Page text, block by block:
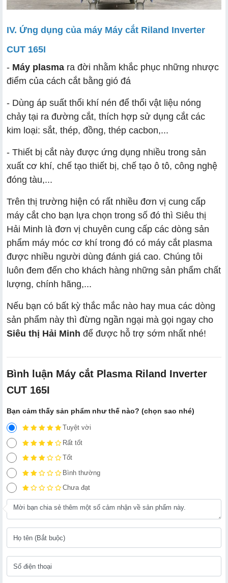
IV. Ứng dụng của máy Máy cắt Riland Inverter
CUT 165I
- Máy plasma ra đời nhằm khắc phục những nhược
điểm của cách cắt bằng gió đá
- Dùng áp suất thổi khí nén để thổi vật liệu nóng
chảy tại ra đường cắt, thích hợp sử dụng cắt các
kim loại: sắt, thép, đồng, thép cacbon,...
- Thiết bị cắt này được ứng dụng nhiều trong sản
xuất cơ khí, chế tạo thiết bị, chế tạo ô tô, công nghệ
đóng tàu,...
Trên thị trường hiện có rất nhiều đơn vị cung cấp
máy cắt cho bạn lựa chọn trong số đó thì Siêu thị
Hải Minh là đơn vị chuyên cung cấp các dòng sản
phẩm máy móc cơ khí trong đó có máy cắt plasma
được nhiều người dùng đánh giá cao. Chúng tôi
luôn đem đến cho khách hàng những sản phẩm chất
lượng, chính hãng,...
Nếu bạn có bất kỳ thắc mắc nào hay mua các dòng
sản phẩm này thì đừng ngần ngại mà gọi ngay cho
Siêu thị Hải Minh để được hỗ trợ sớm nhất nhé!
Bình luận Máy cắt Plasma Riland Inverter
CUT 165I
Bạn cảm thấy sản phẩm như thế nào? (chọn sao nhé)
Tuyệt vời
Rất tốt
Tốt
Bình thường
Chưa đạt